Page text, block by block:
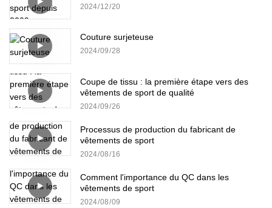
2024 12 20
Couture surjeteuse
2024 09 28
Coupe de tissu : la première étape vers des
vêtements de sport de qualité
2024 09 26
Processus de production du fabricant de
vêtements de sport
2024 08 16
Comment l'importance du QC dans les
vêtements de sport
2024 08 09